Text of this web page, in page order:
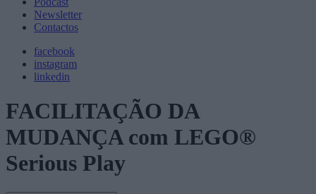
Newsletter
Contactos
facebook
instagram
linkedin
FACILITAÇÃO DA
MUDANÇA com LEGO®
Serious Play